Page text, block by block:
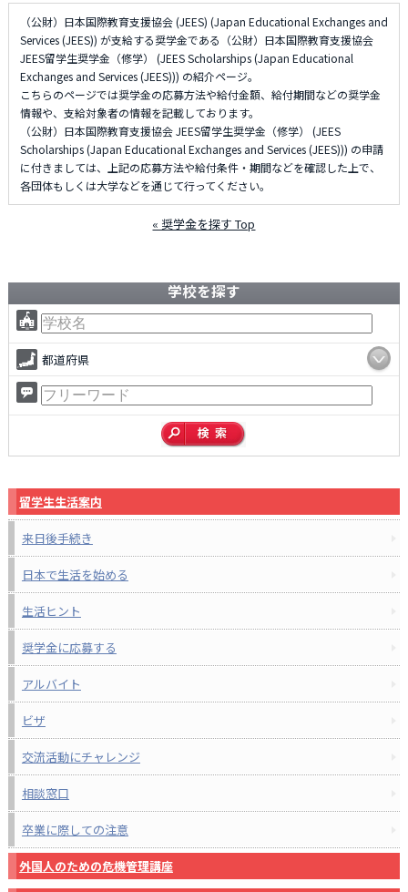
（公財）日本国際教育支援協会 (JEES) (Japan Educational Exchanges and
Services (JEES)) が支給する奨学金である（公財）日本国際教育支援協会
JEES留学生奨学金（修学） (JEES Scholarships (Japan Educational
Exchanges and Services (JEES))) の紹介ページ。
こちらのページでは奨学金の応募方法や給付金額、給付期間などの奨学金
情報や、支給対象者の情報を記載しております。
（公財）日本国際教育支援協会 JEES留学生奨学金（修学） (JEES
Scholarships (Japan Educational Exchanges and Services (JEES))) の申請
に付きましては、上記の応募方法や給付条件・期間などを確認した上で、
各団体もしくは大学などを通じて行ってください。
« 奨学金を探す Top
学校を探す
都道府県
留学生生活案内
来日後手続き
日本で生活を始める
生活ヒント
奨学金に応募する
アルバイト
ビザ
交流活動にチャレンジ
相談窓口
卒業に際しての注意
外国人のための危機管理講座